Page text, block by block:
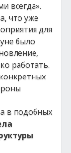
всегда».
что уже
для
было
работать.
в подобных